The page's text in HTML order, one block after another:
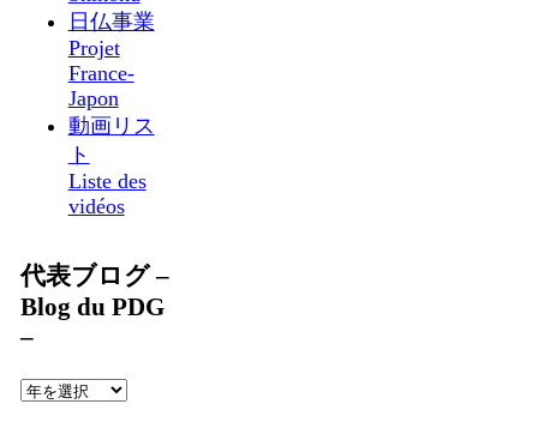
日仏事業
Projet
France-
Japon
動画リス
ト
Liste des
vidéos
代表ブログ –
Blog du PDG
–